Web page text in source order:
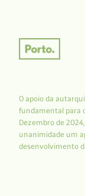
O apoio da
fundamental para
Dezembro de
unanimidade um
desenvolvimento